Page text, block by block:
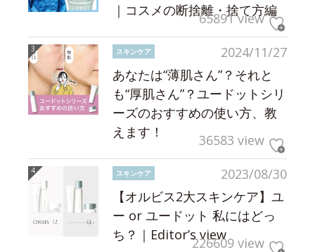
｜コスメの断捨離・捨て方編
65891 view
2024/11/27
スキンケア
あなたは“薄肌さん”？それと
も“厚肌さん”？ユードットシリ
ーズのおすすめの使い方、教
えます！
36583 view
2023/08/30
スキンケア
【オルビス2大スキンケア】ユ
ー or ユードット 私にはどっ
ち？｜Editor’s view226609 view